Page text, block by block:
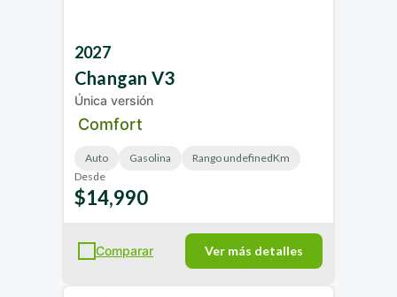
2027
Changan V3
Única versión
Comfort
Auto Gasolina
Rango undefinedKm
Desde
$14,990
Comparar Ver más detalles